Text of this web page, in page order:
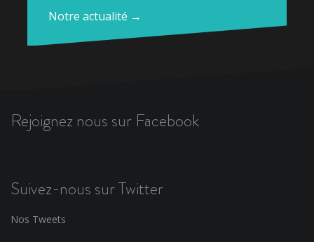
Notre actualité →
Rejoignez nous sur Facebook
Suivez-nous sur Twitter
Nos Tweets